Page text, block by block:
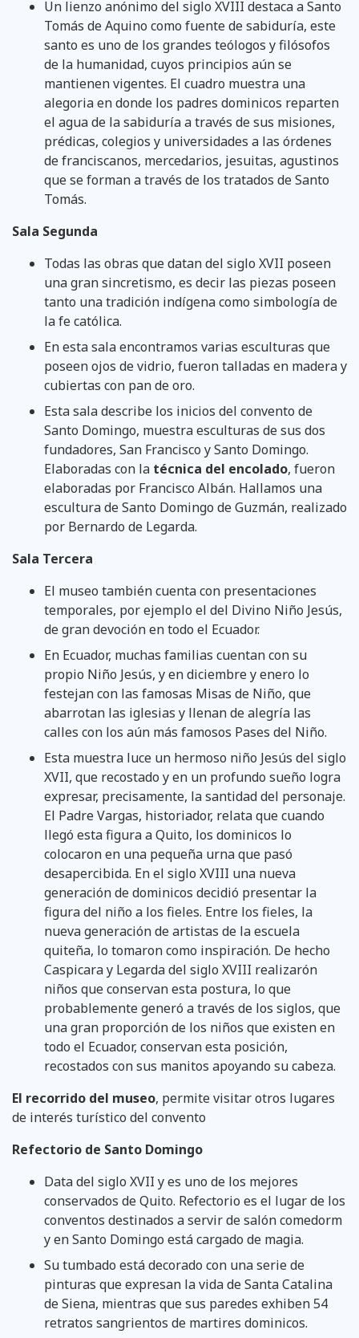
Un lienzo anónimo del siglo XVIII destaca a Santo
Tomás de Aquino como fuente de sabiduría, este
santo es uno de los grandes teólogos y filósofos
de la humanidad, cuyos principios aún se
mantienen vigentes. El cuadro muestra una
alegoria en donde los padres dominicos reparten
el agua de la sabiduría a través de sus misiones,
prédicas, colegios y universidades a las órdenes
de franciscanos, mercedarios, jesuitas, agustinos
que se forman a través de los tratados de Santo
Tomás.
Sala Segunda
Todas las obras que datan del siglo XVII poseen
una gran sincretismo, es decir las piezas poseen
tanto una tradición indígena como simbología de
la fe católica.
En esta sala encontramos varias esculturas que
poseen ojos de vidrio, fueron talladas en madera y
cubiertas con pan de oro.
Esta sala describe los inicios del convento de
Santo Domingo, muestra esculturas de sus dos
fundadores, San Francisco y Santo Domingo.
Elaboradas con la técnica del encolado, fueron
elaboradas por Francisco Albán. Hallamos una
escultura de Santo Domingo de Guzmán, realizado
por Bernardo de Legarda.
Sala Tercera
El museo también cuenta con presentaciones
temporales, por ejemplo el del Divino Niño Jesús,
de gran devoción en todo el Ecuador.
En Ecuador, muchas familias cuentan con su
propio Niño Jesús, y en diciembre y enero lo
festejan con las famosas Misas de Niño, que
abarrotan las iglesias y llenan de alegría las
calles con los aún más famosos Pases del Niño.
Esta muestra luce un hermoso niño Jesús del siglo
XVII, que recostado y en un profundo sueño logra
expresar, precisamente, la santidad del personaje.
El Padre Vargas, historiador, relata que cuando
llegó esta figura a Quito, los dominicos lo
colocaron en una pequeña urna que pasó
desapercibida. En el siglo XVIII una nueva
generación de dominicos decidió presentar la
figura del niño a los fieles. Entre los fieles, la
nueva generación de artistas de la escuela
quiteña, lo tomaron como inspiración. De hecho
Caspicara y Legarda del siglo XVIII realizarón
niños que conservan esta postura, lo que
probablemente generó a través de los siglos, que
una gran proporción de los niños que existen en
todo el Ecuador, conservan esta posición,
recostados con sus manitos apoyando su cabeza.
El recorrido del museo, permite visitar otros lugares
de interés turístico del convento
Refectorio de Santo Domingo
Data del siglo XVII y es uno de los mejores
conservados de Quito. Refectorio es el lugar de los
conventos destinados a servir de salón comedorm
y en Santo Domingo está cargado de magia.
Su tumbado está decorado con una serie de
pinturas que expresan la vida de Santa Catalina
de Siena, mientras que sus paredes exhiben 54
retratos sangrientos de martires dominicos.